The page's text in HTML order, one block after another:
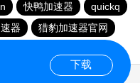
快鸭加速器
quickq
器
猎豹加速器官网
下载